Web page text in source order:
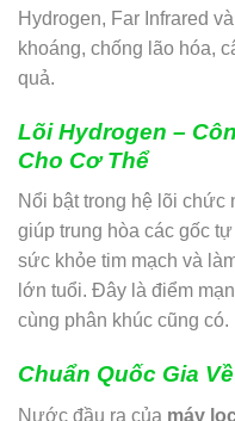
Hydrogen, Far Infrared
khoáng, chống lão hóa,
quả.
Lõi Hydrogen –
Cho Cơ Thể
Nổi bật trong hệ lõi chức
giúp trung hòa các gốc
sức khỏe tim mạch và
lớn tuổi. Đây là điểm
cùng phân khúc cũng có.
Chuẩn Quốc Gia
Nước đầu ra của máy